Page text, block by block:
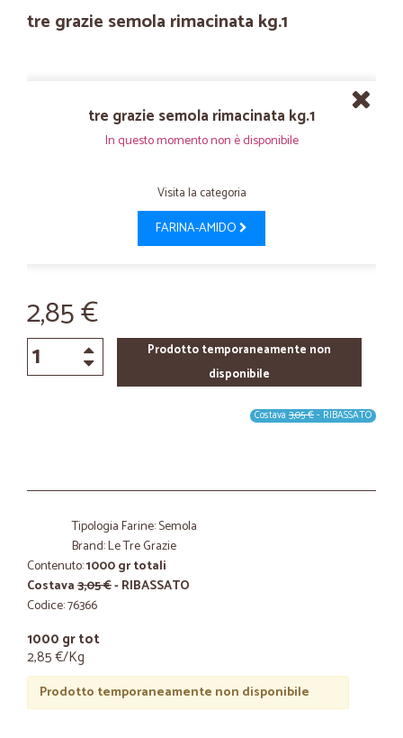
tre grazie semola rimacinata kg.1
tre grazie semola rimacinata kg.1
In questo momento non è disponibile
Visita la categoria
FARINA-AMIDO
2,85 €
Prodotto temporaneamente non
disponibile
Costava 3,05 €- RIBASSATO
Tipologia Farine: Semola
Brand: Le Tre Grazie
Contenuto:1000 gr totali
Costava3,05 €- RIBASSATO
Codice: 76366
1000 gr tot
2,85 €/Kg
Prodotto temporaneamente non disponibile